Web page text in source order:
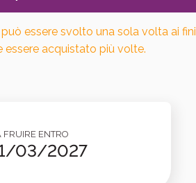
essere svolto una sola volta ai fini
essere acquistato più volte.
FRUIRE ENTRO
03/2027